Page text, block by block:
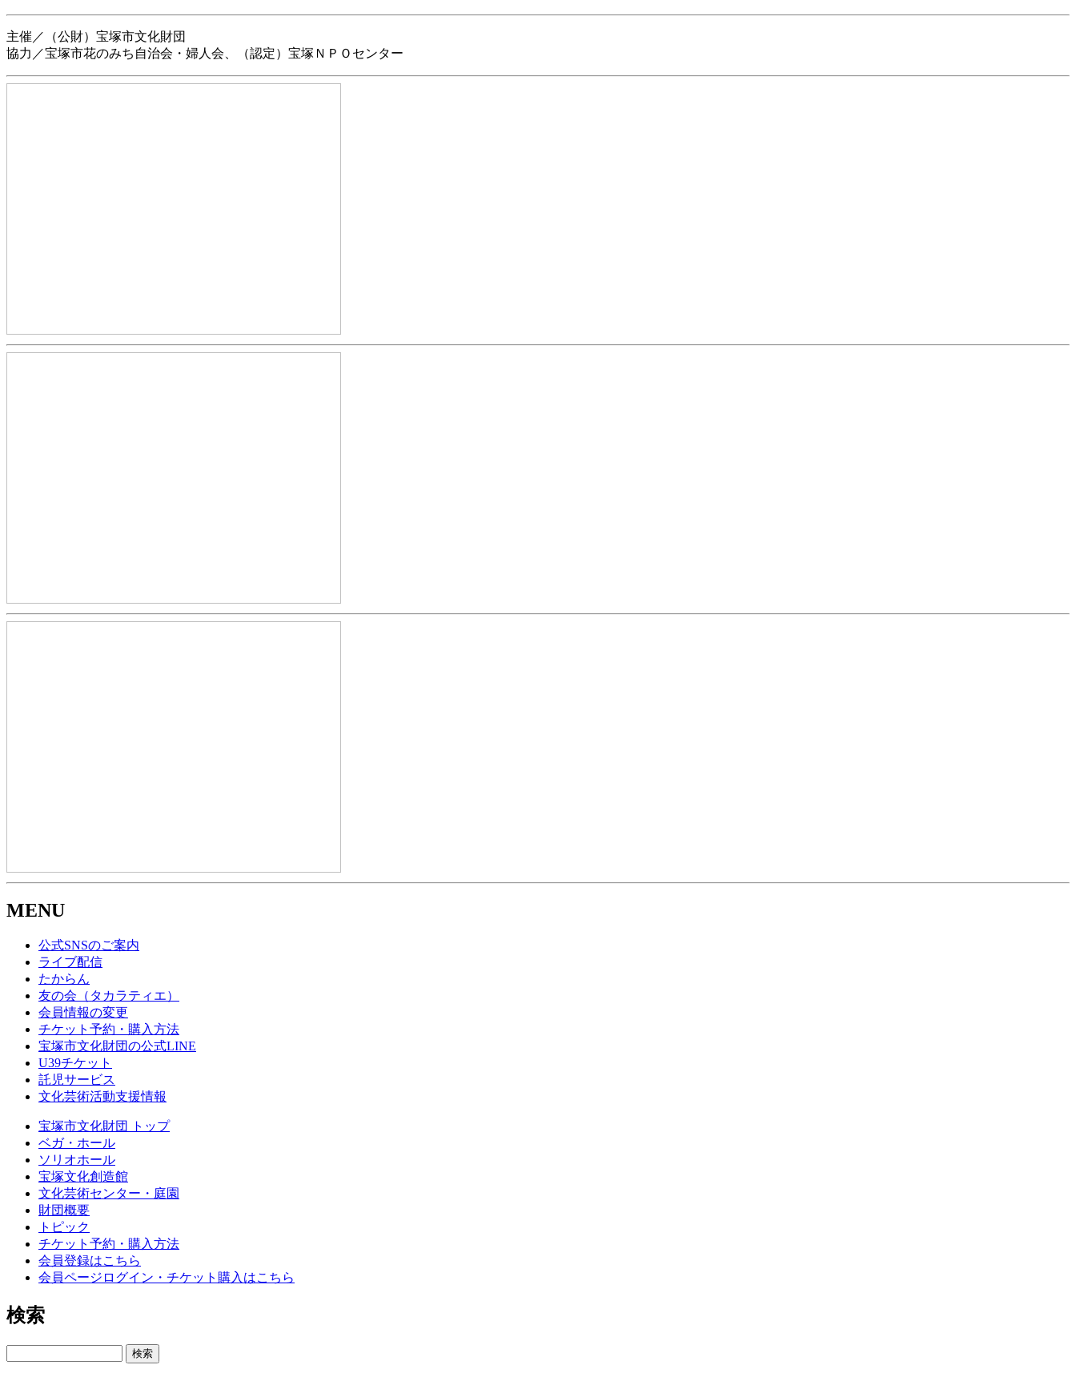
主催／（公財）宝塚市文化財団
協力／宝塚市花のみち自治会・婦人会、（認定）宝塚ＮＰＯセンター
MENU
公式SNSのご案内
ライブ配信
たからん
友の会（タカラティエ）
会員情報の変更
チケット予約・購入方法
宝塚市文化財団の公式LINE
U39チケット
託児サービス
文化芸術活動支援情報
宝塚市文化財団 トップ
ベガ・ホール
ソリオホール
宝塚文化創造館
文化芸術センター・庭園
財団概要
トピック
チケット予約・購入方法
会員登録はこちら
会員ページログイン・チケット購入はこちら
検索
検索